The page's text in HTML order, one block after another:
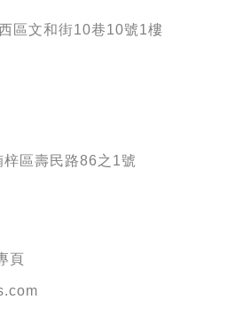
區文和街10巷10號1樓
區壽民路86之1號
頁